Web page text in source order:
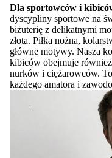
Dla sportowców i
dyscypliny sportowe na
biżuterię z delikatnymi
złota. Piłka nożna,
główne motywy. Nasza
kibiców obejmuje
nurków i ciężarowców.
każdego amatora i